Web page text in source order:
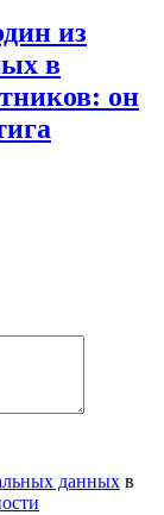
из
в
он
данных в